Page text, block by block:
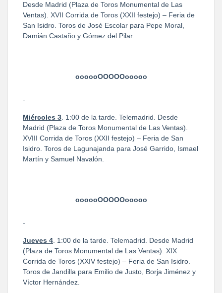
Desde Madrid (Plaza de Toros Monumental de Las
Ventas). XVII Corrida de Toros (XXII festejo) – Feria de
San Isidro. Toros de José Escolar para Pepe Moral,
Damián Castaño y Gómez del Pilar.
oooooOOOOOooooo
Miércoles 3. 1:00 de la tarde. Telemadrid. Desde
Madrid (Plaza de Toros Monumental de Las Ventas).
XVIII Corrida de Toros (XXII festejo) – Feria de San
Isidro. Toros de Lagunajanda para José Garrido, Ismael
Martín y Samuel Navalón.
oooooOOOOOooooo
Jueves 4. 1:00 de la tarde. Telemadrid. Desde Madrid
(Plaza de Toros Monumental de Las Ventas). XIX
Corrida de Toros (XXIV festejo) – Feria de San Isidro.
Toros de Jandilla para Emilio de Justo, Borja Jiménez y
Víctor Hernández.